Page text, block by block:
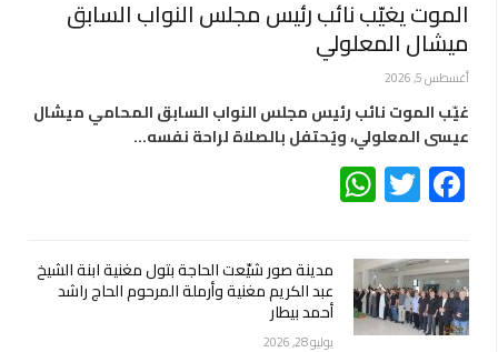
الموت يغيّب نائب رئيس مجلس النواب السابق
ميشال المعلولي
أغسطس 5, 2026
غيّب الموت نائب رئيس مجلس النواب السابق المحامي ميشال
عيسى المعلولي، ويُحتفل بالصلاة لراحة نفسه…
Facebook
Twitter
مدينة صور شيّعت الحاجة بتول مغنية ابنة الشيخ
عبد الكريم مغنية وأرملة المرحوم الحاج راشد
أحمد بيطار
يوليو 28, 2026